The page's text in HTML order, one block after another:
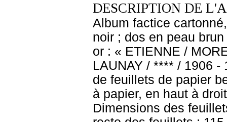
DESCRIPTION DE
Album factice
noir ; dos en peau
or : « ETIENNE /
LAUNAY / **** / 1906
de feuillets de papier
à papier, en haut à
Dimensions des